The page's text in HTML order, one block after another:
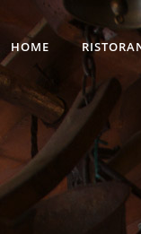
HOME